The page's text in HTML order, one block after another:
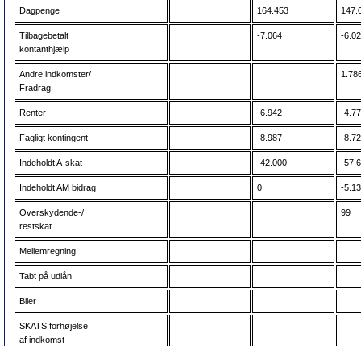
Dagpenge 164.453
Tilbagebetalt
kontanthjælp
-7.064 -
Andre indkomster/
Fradrag
Renter -6.942 -
Fagligt kontingent -8.987 -
Indeholdt A-skat -42.000 -
Indeholdt AM bidrag 0 -
Overskydende-/
restskat
99
Mellemregning
Tabt på udlån
Biler
SKATS forhøjelse
af indkomst